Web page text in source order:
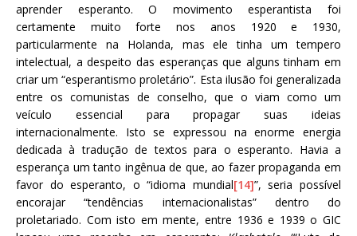
aprender esperanto. O movimento esperantista foi
certamente muito forte nos anos 1920 e 1930,
particularmente na Holanda, mas ele tinha um tempero
intelectual, a despeito das esperanças que alguns tinham em
criar um “esperantismo proletário”. Esta ilusão foi generalizada
entre os comunistas de conselho, que o viam como um
veículo essencial para propagar suas ideias
internacionalmente. Isto se expressou na enorme energia
dedicada à tradução de textos para o esperanto. Havia a
esperança um tanto ingênua de que, ao fazer propaganda em
favor do esperanto, o “idioma mundial[14]”, seria possível
encorajar “tendências internacionalistas” dentro do
proletariado. Com isto em mente, entre 1936 e 1939 o GIC